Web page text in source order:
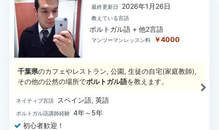
最終更新日 2026年1月26日
教えている言語
ポルトガル語 + 他2言語
マンツーマンレッスン料 ￥4000
千葉県のカフェやレストラン, 公園, 生徒の自宅(家庭教師),
その他の公然の場所でポルトガル語を教えます。
ネイティブ言語 スペイン語, 英語
ポルトガル語講師経験 4年～5年
初心者歓迎！